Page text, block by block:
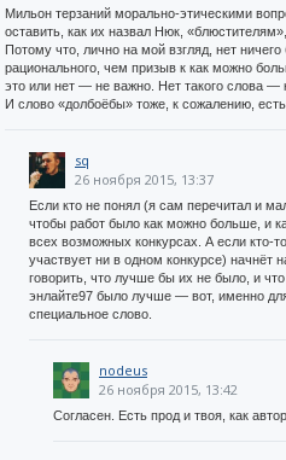
Мильон терзаний морально-этическими
оставить, как их назвал Нюк,
Потому что, лично на мой взгляд, нет ничего
рационального, чем призыв к как можно
это или нет — не важно. Нет такого слова
И слово «долбоёбы» тоже, к сожалению, есть.
sq
26 ноября 2015, 13:37
Если кто не понял (я сам перечитал и
чтобы работ было как можно больше, и
всех возможных конкурсах. А если кто-
участвует ни в одном конкурсе) начнёт
говорить, что лучше бы их не было, и
энлайте97 было лучше — вот, именно
специальное слово.
nodeus
26 ноября 2015, 13:42
Согласен. Есть прод и твоя, как